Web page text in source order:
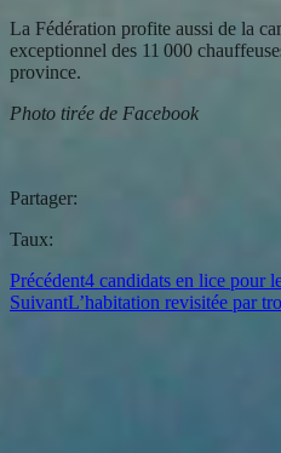
La Fédération profite aussi de la
exceptionnel des 11 000
province.
Photo tirée de Facebook
Partager:
Taux:
Précédent4 candidats en lice pour
SuivantL’habitation revisitée par